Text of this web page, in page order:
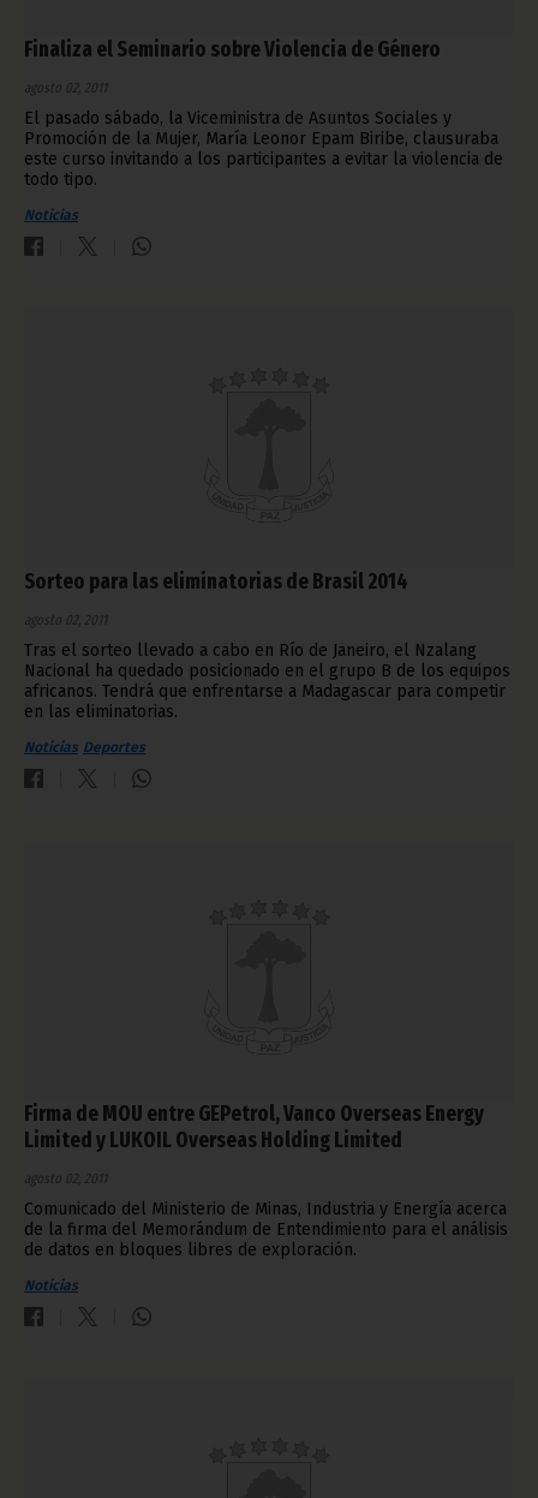
Finaliza el Seminario sobre Violencia de Género
agosto 02, 2011
El pasado sábado, la Viceministra de Asuntos Sociales y
Promoción de la Mujer, María Leonor Epam Biribe, clausuraba
este curso invitando a los participantes a evitar la violencia de
todo tipo.
Noticias
Sorteo para las eliminatorias de Brasil 2014
agosto 02, 2011
Tras el sorteo llevado a cabo en Río de Janeiro, el Nzalang
Nacional ha quedado posicionado en el grupo B de los equipos
africanos. Tendrá que enfrentarse a Madagascar para competir
en las eliminatorias.
Noticias Deportes
Firma de MOU entre GEPetrol, Vanco Overseas Energy
Limited y LUKOIL Overseas Holding Limited
agosto 02, 2011
Comunicado del Ministerio de Minas, Industria y Energía acerca
de la firma del Memorándum de Entendimiento para el análisis
de datos en bloques libres de exploración.
Noticias